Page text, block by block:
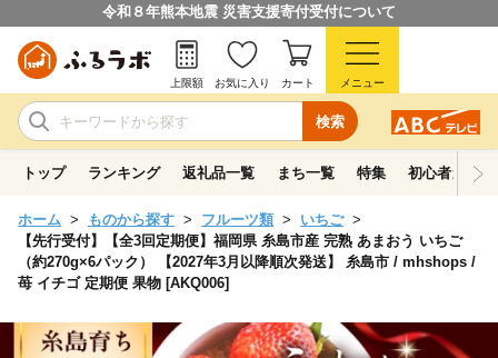
令和８年熊本地震 災害支援寄付受付について
検索
上限額 お気に入り カート メニュー
トップ ランキング 返礼品一覧 まち一覧 特集 初心者ガイド
ホーム ものから探す フルーツ類
いちご
【先行受付】【全3回定期便】福岡県 糸島市産 完熟 あまおう いちご
（約270g×6パック） 【2027年3月以降順次発送】 糸島市 / mhshops /
苺 イチゴ 定期便 果物 [AKQ006]